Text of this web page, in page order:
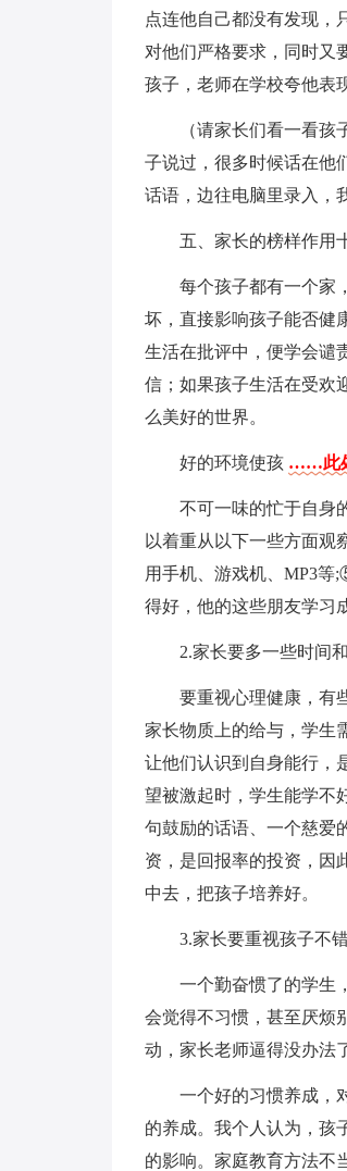
点连他自己都没有发现，
对他们严格要求，同时又
孩子，老师在学校夸他表
（请家长们看一看
子说过，很多时候话在他
话语，边往电脑里录入，
五、家长的榜样作用
每个孩子都有一个家
坏，直接影响孩子能否健
生活在批评中，便学会谴
信；如果孩子生活在受欢
么美好的世界。
好的环境使孩 ……此
不可一味的忙于自身
以着重从以下一些方面
用手机、游戏机、MP3
得好，他的这些朋友学习
2.家长要多一些时间
要重视心理健康，有
家长物质上的给与，学生
让他们认识到自身能行，
望被激起时，学生能学不
句鼓励的话语、一个慈爱
资，是回报率的投资，因
中去，把孩子培养好。
3.家长要重视孩子不
一个勤奋惯了的学生
会觉得不习惯，甚至厌烦
动，家长老师逼得没办法
一个好的习惯养成，
的养成。我个人认为，孩
的影响。家庭教育方法不